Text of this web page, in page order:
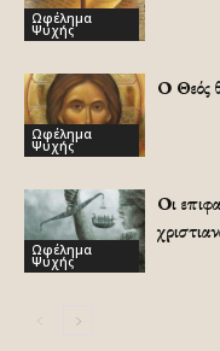
Ωφέλημα
Ψυχής
Ωφέλημα
Ψυχής
Ο Θεός
Ωφέλημα
Ψυχής
Οι